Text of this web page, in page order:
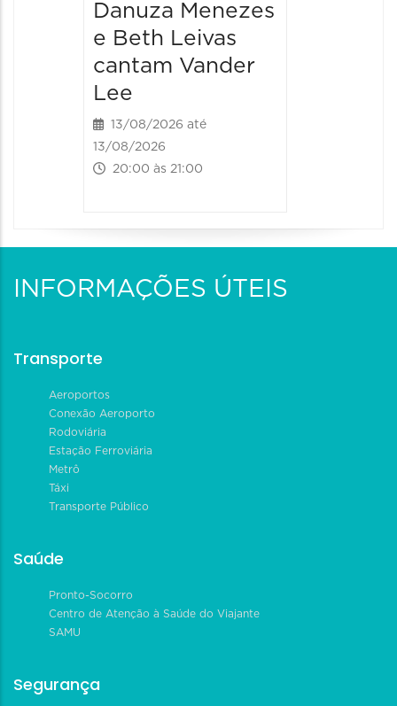
Danuza Menezes
e Beth Leivas
cantam Vander
Lee
13/08/2026 até
13/08/2026
20:00 às 21:00
INFORMAÇÕES ÚTEIS
Transporte
Aeroportos
Conexão Aeroporto
Rodoviária
Estação Ferroviária
Metrô
Táxi
Transporte Público
Saúde
Pronto-Socorro
Centro de Atenção à Saúde do Viajante
SAMU
Segurança